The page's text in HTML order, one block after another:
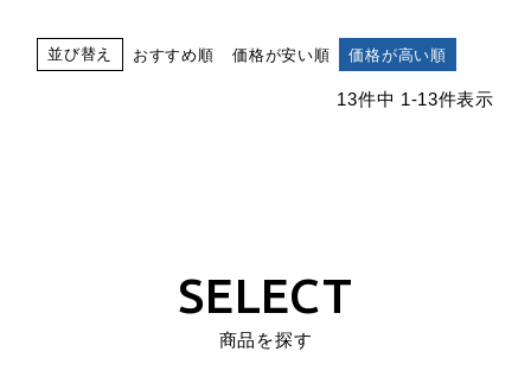
並び替え おすすめ順 価格が安い順 価格が高い順
13件中 1-13件表示
SELECT
商品を探す